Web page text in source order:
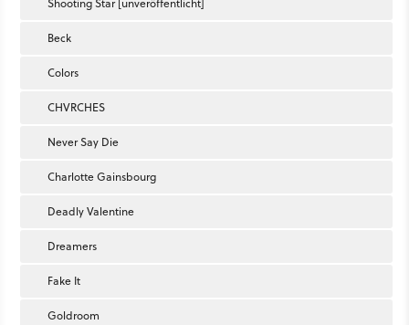
Beck
Colors
CHVRCHES
Never Say Die
Charlotte Gainsbourg
Deadly Valentine
Dreamers
Fake It
Goldroom